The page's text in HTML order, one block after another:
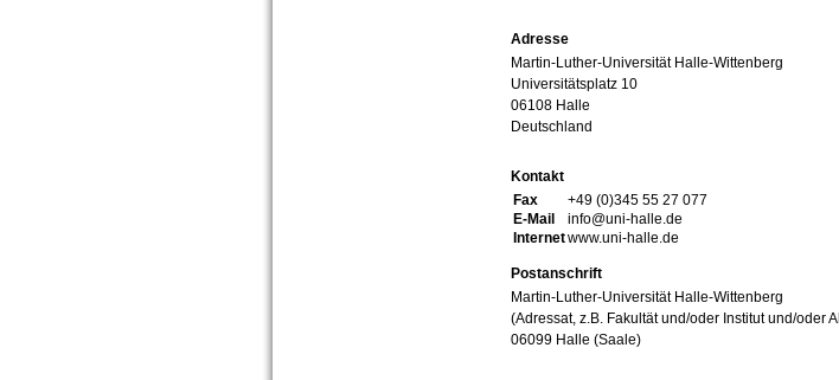
Adresse
Martin-Luther-Universität Halle-Wittenberg
Universitätsplatz 10
06108 Halle
Deutschland
Kontakt
Fax
+49 (0)345 55 27 077
E-Mail
info@uni-halle.de
Internetwww.uni-halle.de
Postanschrift
Martin-Luther-Universität Halle-Wittenberg
(Adressat, z.B. Fakultät und/oder Institut und/oder
06099 Halle (Saale)